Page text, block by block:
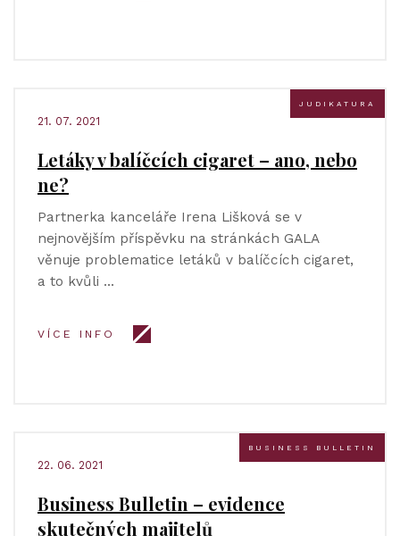
JUDIKATURA
21. 07. 2021
Letáky v balíčcích cigaret – ano, nebo
ne?
Partnerka kanceláře Irena Lišková se v
nejnovějším příspěvku na stránkách GALA
věnuje problematice letáků v balíčcích cigaret,
a to kvůli …
VÍCE INFO
BUSINESS BULLETIN
22. 06. 2021
Business Bulletin – evidence
skutečných majitelů